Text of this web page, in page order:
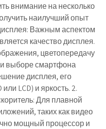
внимание на несколько
наилучший опыт
Важным аспектом
качество дисплея.
цветопередачу
выборе смартфона
дисплея, его
LCD) и яркость. 2.
Для плавной
таких как видео
мощный процессор и